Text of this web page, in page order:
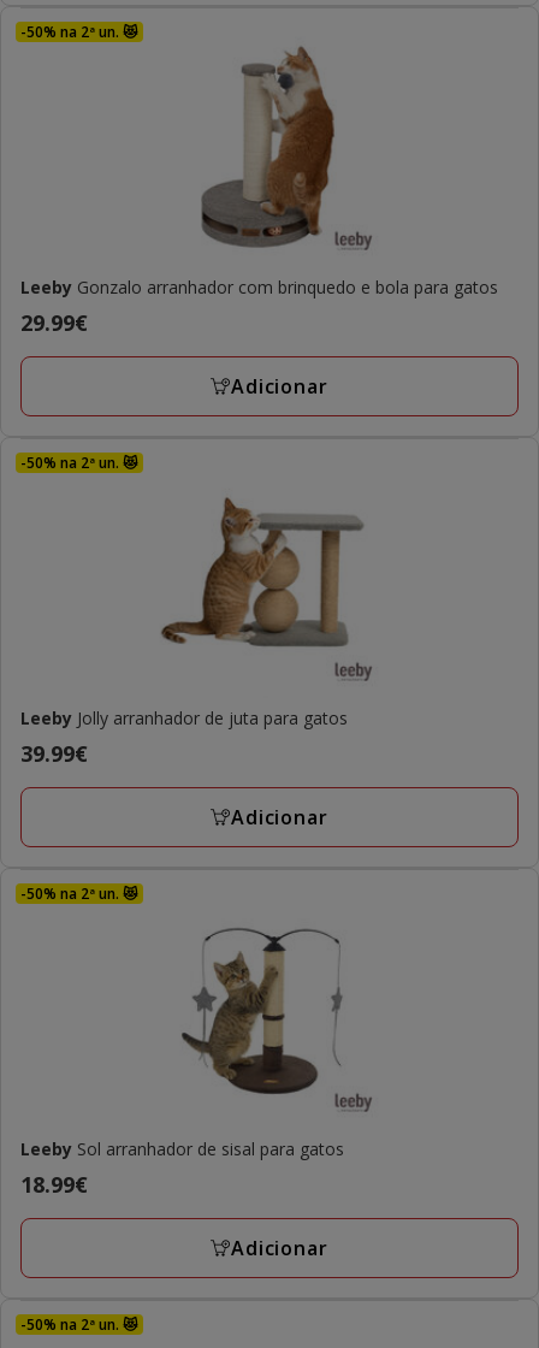
-50% na 2ª un. 😻
Leeby Gonzalo arranhador com brinquedo e bola para gatos
Preço
29.99€
29.99€
Adicionar
-50% na 2ª un. 😻
Leeby Jolly arranhador de juta para gatos
Preço
39.99€
39.99€
Adicionar
-50% na 2ª un. 😻
Leeby Sol arranhador de sisal para gatos
Preço
18.99€
18.99€
Adicionar
-50% na 2ª un. 😻